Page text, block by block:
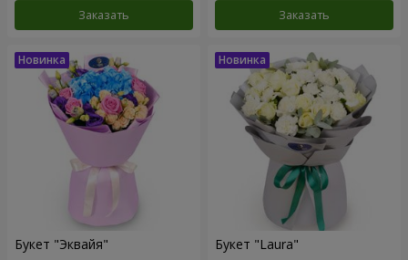
Заказать Заказать
Букет "Эквайя" Букет "Laura"